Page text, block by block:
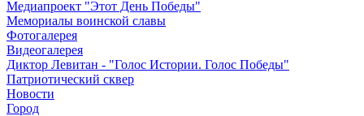
Медиапроект "Этот День Победы"
Мемориалы воинской славы
Фотогалерея
Видеогалерея
Диктор Левитан - "Голос Истории. Голос Победы"
Патриотический сквер
Новости
Город